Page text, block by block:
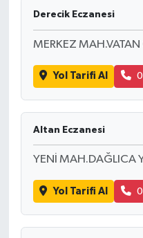
Derecik Eczanesi
MERKEZ
Yol Tarifi Al
Altan Eczanesi
YENİ MAH.DAĞLICA
Yol Tarifi Al